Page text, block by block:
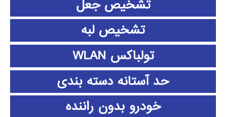
تشخیص جعل
تشخیص لبه
تولباکس WLAN
حد آستانه دسته بندی
خودرو بدون راننده